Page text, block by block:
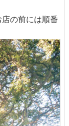
の前には順番